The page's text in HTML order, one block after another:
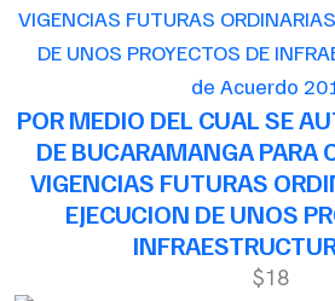
de Acuerdo
POR MEDIO DEL CUAL SE
DE BUCARAMANGA PARA
VIGENCIAS FUTURAS
EJECUCION DE UNOS
$18